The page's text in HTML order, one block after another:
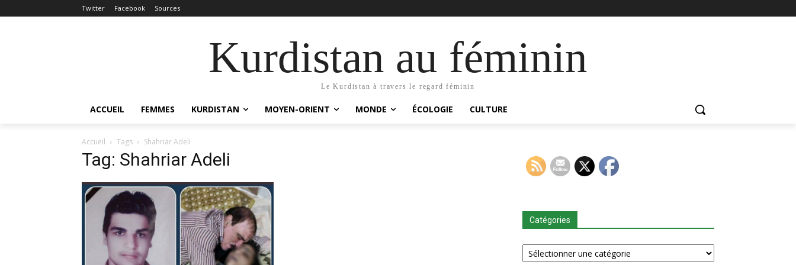
Twitter Facebook Sources
Kurdistan au féminin
Le Kurdistan à travers le regard féminin
ACCUEIL FEMMES KURDISTAN MOYEN-ORIENT MONDE ÉCOLOGIE CULTURE
Accueil Tags Shahriar Adeli
Tag: Shahriar Adeli
Catégories
Catégories